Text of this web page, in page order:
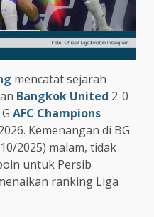
mencatat sejarah
Bangkok United 2-0
AFC Champions
Kemenangan di BG
2025) malam, tidak
untuk Persib
ranking Liga